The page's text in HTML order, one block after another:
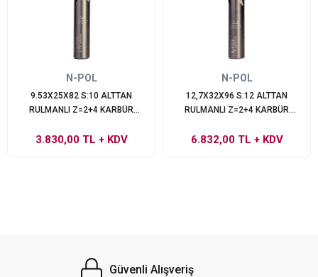
N-POL
9.53X25X82 S:10 ALTTAN
RULMANLI Z=2+4 KARBÜR
PERFORMANS
3.830,00 TL + KDV
N-POL
12,7X32X96 S:12 ALTTAN
RULMANLI Z=2+4 KARBÜR
PERFORMANS
6.832,00 TL + KDV
Güvenli Alışveriş